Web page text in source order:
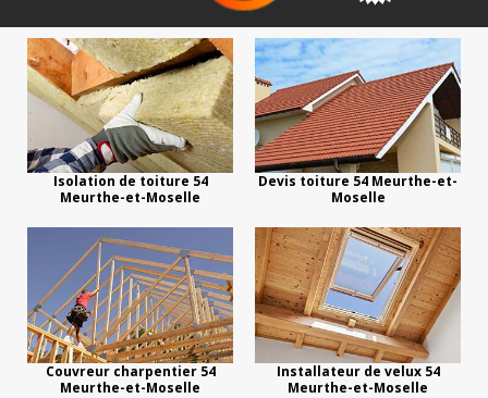
Isolation de toiture 54
Meurthe-et-Moselle
Devis toiture 54 Meurthe-et-
Moselle
Couvreur charpentier 54
Meurthe-et-Moselle
Installateur de velux 54
Meurthe-et-Moselle